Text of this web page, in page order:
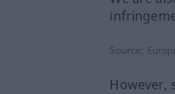
Source:
However,